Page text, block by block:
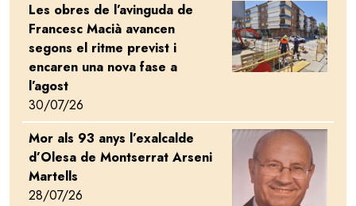
Les obres de l’avinguda de
Francesc Macià avancen
segons el ritme previst i
encaren una nova fase a
l’agost
30/07/26
Image
Mor als 93 anys l’exalcalde
d’Olesa de Montserrat Arseni
Martells
28/07/26
Image